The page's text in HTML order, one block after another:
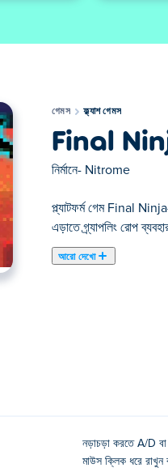
গেমস ফ্ল্যাশ গেমস
Final
নির্মানে- Nitrome
প্ল্যাটফর্ম গেম Final
এড়াতে গ্র্যাপলিং রোপ
আরো দেখো
Final Ninja আমাদের নির্বাচিত
নড়াচড়া করতে A/D
মাউস ক্লিক ধরে রাখুন